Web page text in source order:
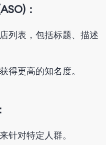
：
列表，包括标题、描述
得更高的知名度。
针对特定人群。